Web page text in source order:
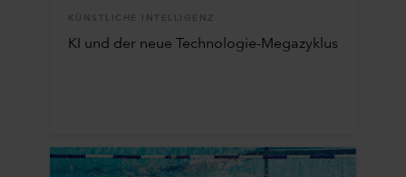
KÜNSTLICHE INTELLIGENZ
KI und der neue Technologie-Megazyklus